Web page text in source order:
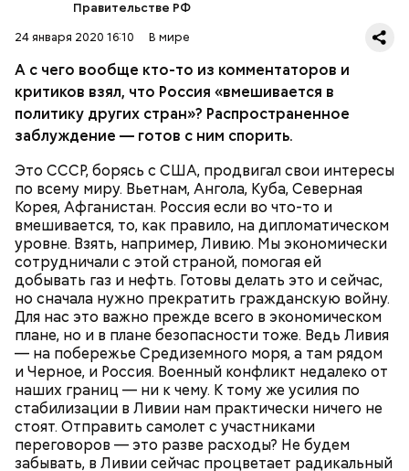
Правительстве РФ
24 января 2020 16:10
В мире
А с чего вообще кто-то из комментаторов и
критиков взял, что Россия «вмешивается в
политику других стран»? Распространенное
заблуждение — готов с ним спорить.
Это СССР, борясь с США, продвигал свои интересы
по всему миру. Вьетнам, Ангола, Куба, Северная
Корея, Афганистан. Россия если во что-то и
вмешивается, то, как правило, на дипломатическом
уровне. Взять, например, Ливию. Мы экономически
сотрудничали с этой страной, помогая ей
добывать газ и нефть. Готовы делать это и сейчас,
но сначала нужно прекратить гражданскую войну.
Для нас это важно прежде всего в экономическом
плане, но и в плане безопасности тоже. Ведь Ливия
— на побережье Средиземного моря, а там рядом
и Черное, и Россия. Военный конфликт недалеко от
наших границ — ни к чему. К тому же усилия по
стабилизации в Ливии нам практически ничего не
стоят. Отправить самолет с участниками
переговоров — это разве расходы? Не будем
забывать, в Ливии сейчас процветает радикальный
Ведь аравийская — намного дешевле. Она, во-
первых, легко добывается, а во-вторых, ее в трубах
не нужно подогревать. Пока эту нефть возят в
Европу танкерами, мы с саудитами успешно
конкурируем. Если начнут гнать напрямую —
понесем колоссальные убытки, ведь огромная
часть нашей экономики — сырьевая. Поэтому нам в
По-настоящему затратная история — Сирия. Зачем она нам? / кадр из
фильма «Сирия. Здесь был рай»
стране все так плохо, потому что мы воюем с
Россией. А до 2014 года на Украине разве все было
хорошо?
УКРАИНА НЕФТЬ СССР
РОССИЯ
СИРИЯ